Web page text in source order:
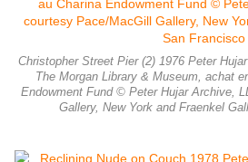
Christopher Street Pier (2) 1976 Peter
The Morgan Library & Museum, achat
Endowment Fund © Peter Hujar Archive,
Gallery, New York and Fraenkel